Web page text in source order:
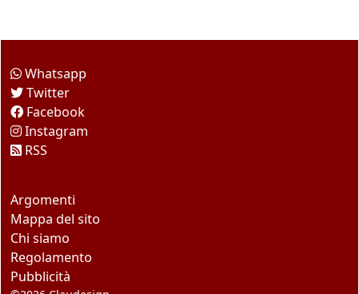
Whatsapp
Twitter
Facebook
Instagram
RSS
Argomenti
Mappa del sito
Chi siamo
Regolamento
Pubblicità